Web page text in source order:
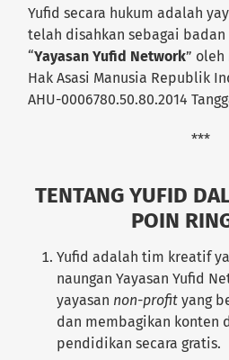
Yufid secara hukum adalah
telah disahkan sebagai badan
“Yayasan Yufid Network”
Hak Asasi Manusia Republik
AHU-0006780.50.80.2014
***
TENTANG YUFID
POIN
Yufid adalah tim kreatif
naungan Yayasan Yufid
yayasan non-profit yang
dan membagikan konten
pendidikan secara gratis.